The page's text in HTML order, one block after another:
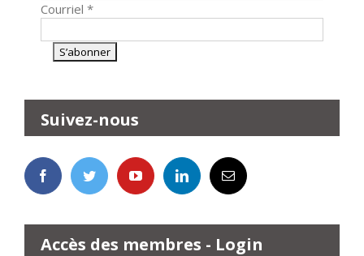
Courriel *
Suivez-nous
Accès des membres - Login